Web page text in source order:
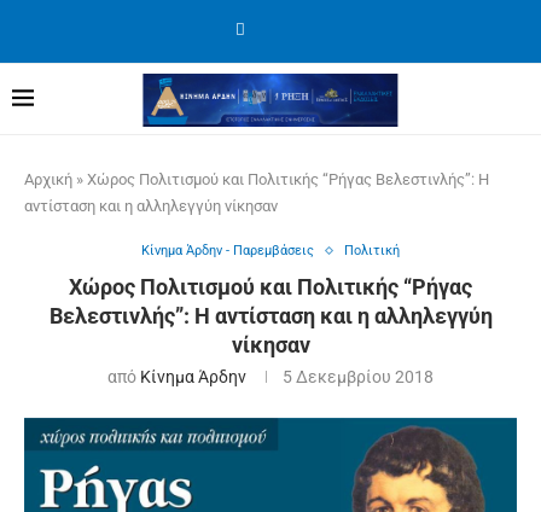
Αρχική » Χώρος Πολιτισμού και Πολιτικής “Ρήγας Βελεστινλής”: Η
αντίσταση και η αλληλεγγύη νίκησαν
Κίνημα Άρδην - Παρεμβάσεις Πολιτική
Χώρος Πολιτισμού και Πολιτικής “Ρήγας
Βελεστινλής”: Η αντίσταση και η αλληλεγγύη
νίκησαν
από Κίνημα Άρδην 5 Δεκεμβρίου 2018